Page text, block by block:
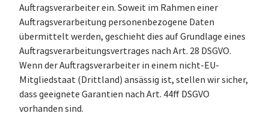
Auftragsverarbeiter ein. Soweit im Rahmen einer
Auftragsverarbeitung personenbezogene Daten
übermittelt werden, geschieht dies auf Grundlage eines
Auftragsverarbeitungsvertrages nach Art. 28 DSGVO.
Wenn der Auftragsverarbeiter in einem nicht-EU-
Mitgliedstaat (Drittland) ansässig ist, stellen wir sicher,
dass geeignete Garantien nach Art. 44ff DSGVO
vorhanden sind.